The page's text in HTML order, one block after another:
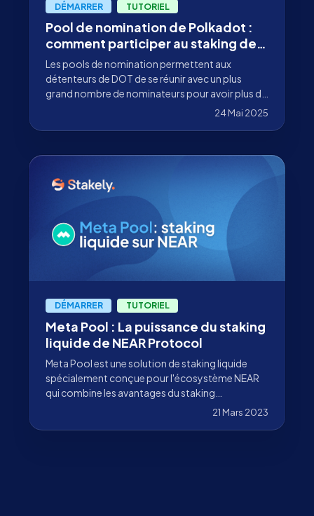
DÉMARRER TUTORIEL
Pool de nomination de Polkadot :
comment participer au staking de
DOT dès 1 DOT
Les pools de nomination permettent aux
détenteurs de DOT de se réunir avec un plus
grand nombre de nominateurs pour avoir plus de
24 Mai 2025
DÉMARRER TUTORIEL
Meta Pool : La puissance du staking
liquide de NEAR Protocol
Meta Pool est une solution de staking liquide
spécialement conçue pour l'écosystème NEAR
qui combine les avantages du staking
21 Mars 2023